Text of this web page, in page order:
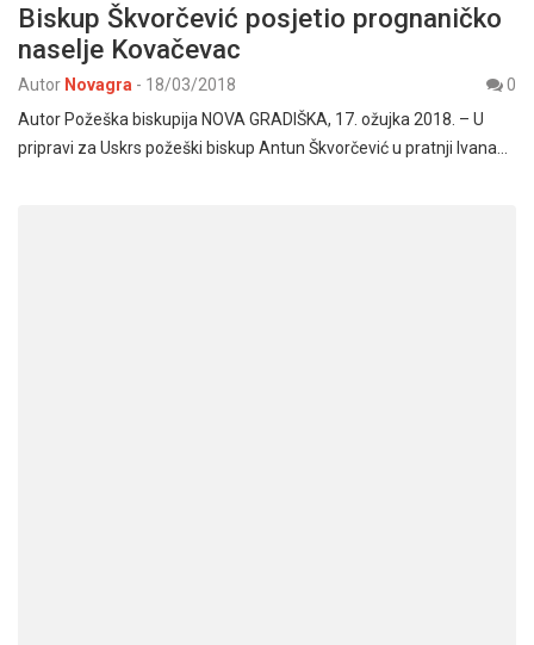
Biskup Škvorčević posjetio prognaničko
naselje Kovačevac
Autor Novagra - 18/03/2018
0
Autor Požeška biskupija NOVA GRADIŠKA, 17. ožujka 2018. – U
pripravi za Uskrs požeški biskup Antun Škvorčević u pratnji Ivana…